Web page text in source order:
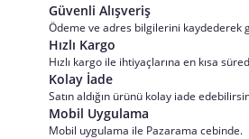
Güvenli Alışveriş
Ödeme ve adres bilgilerini kaydederek
Hızlı Kargo
Hızlı kargo ile ihtiyaçlarına en kısa
Kolay İade
Satın aldığın ürünü kolay iade
Mobil Uygulama
Mobil uygulama ile Pazarama cebinde.